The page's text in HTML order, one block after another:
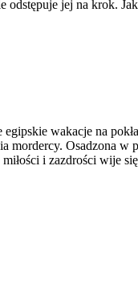
jej na krok.
wakacje na
mordercy.
i zazdrości wije